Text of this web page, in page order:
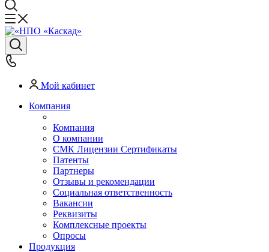
Мой кабинет
Компания
Компания
О компании
СМК Лицензии Сертификаты
Патенты
Партнеры
Отзывы и рекомендации
Социальная ответственность
Вакансии
Реквизиты
Комплексные проекты
Опросы
Продукция